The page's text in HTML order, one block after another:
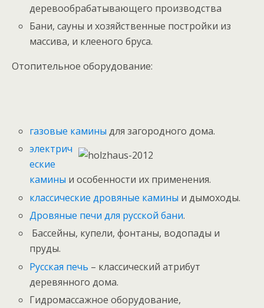
деревообрабатывающего производства
Бани, сауны и хозяйственные постройки из
массива, и клееного бруса.
Отопительное оборудование:
газовые камины для загородного дома.
электрич
еские
камины и особенности их применения.
классические дровяные камины и дымоходы.
Дровяные печи для русской бани.
Бассейны, купели, фонтаны, водопады и
пруды.
Русская печь – классический атрибут
деревянного дома.
Гидромассажное оборудование,